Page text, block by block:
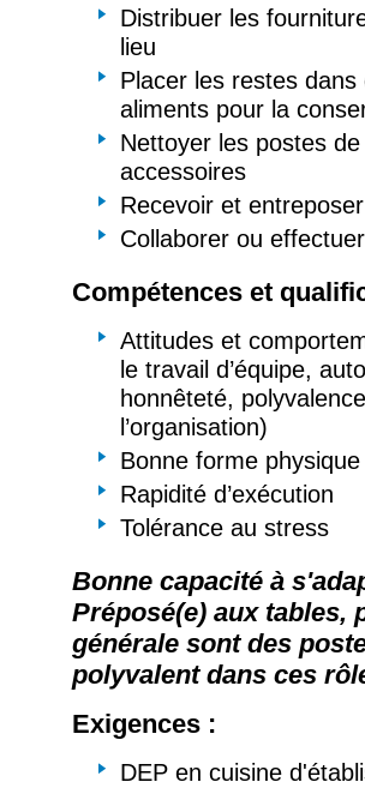
Distribuer les
lieu
Placer les restes
aliments pour la
Nettoyer les postes
accessoires
Recevoir et
Collaborer ou
Compétences et
Attitudes et
le travail d’équipe,
honnêteté,
l’organisation)
Bonne forme physique
Rapidité d’exécution
Tolérance au stress
Bonne capacité à
Préposé(e) aux tables,
générale sont des
polyvalent dans ces
Exigences :
DEP en cuisine